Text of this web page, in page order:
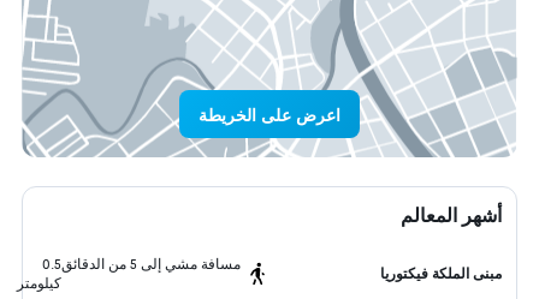
اعرض على الخريطة
أشهر المعالم
مبنى الملكة فيكتوريا
مسافة مشي إلى 5 من الدقائق
0.5
كيلومتر